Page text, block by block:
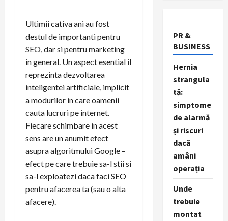
Ultimii cativa ani au fost
destul de importanti pentru
SEO, dar si pentru marketing
in general. Un aspect esential il
reprezinta dezvoltarea
inteligentei artificiale, implicit
a modurilor in care oamenii
cauta lucruri pe internet.
Fiecare schimbare in acest
sens are un anumit efect
asupra algoritmului Google –
efect pe care trebuie sa-l stii si
sa-l exploatezi daca faci SEO
pentru afacerea ta (sau o alta
afacere).
PR &
BUSINESS
Hernia
strangula
tă:
simptome
de alarmă
și riscuri
dacă
amâni
operația
Unde
trebuie
montat